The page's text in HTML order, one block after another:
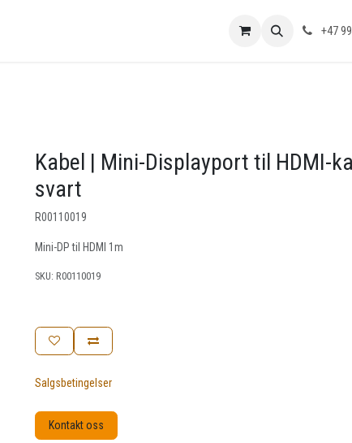
+47
Kabel | Mini-Displayport til HDMI-
svart
R00110019
Mini-DP til HDMI 1m
SKU: R00110019
Salgsbetingelser
Kontakt oss